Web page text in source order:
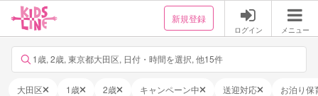
新規登録
ログイン メニュー
1歳, 2歳, 東京都大田区, 日付・時間を選択, 他15件
大田区 1歳 2歳 キャンペーン中 送迎対応 お泊り保